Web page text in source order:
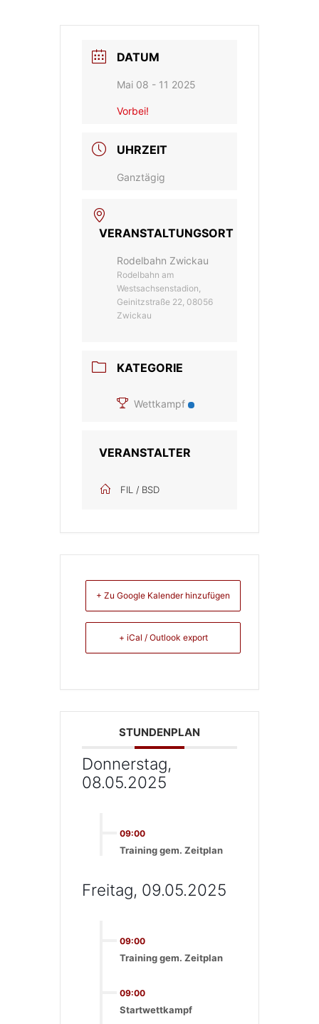
DATUM
Mai 08 - 11 2025
Vorbei!
UHRZEIT
Ganztägig
VERANSTALTUNGSORT
Rodelbahn Zwickau
Rodelbahn am
Westsachsenstadion,
Geinitzstraße 22, 08056
Zwickau
KATEGORIE
Wettkampf
VERANSTALTER
FIL / BSD
+ Zu Google Kalender hinzufügen
+ iCal / Outlook export
STUNDENPLAN
Donnerstag,
08.05.2025
09:00
Training gem. Zeitplan
Freitag, 09.05.2025
09:00
Training gem. Zeitplan
09:00
Startwettkampf